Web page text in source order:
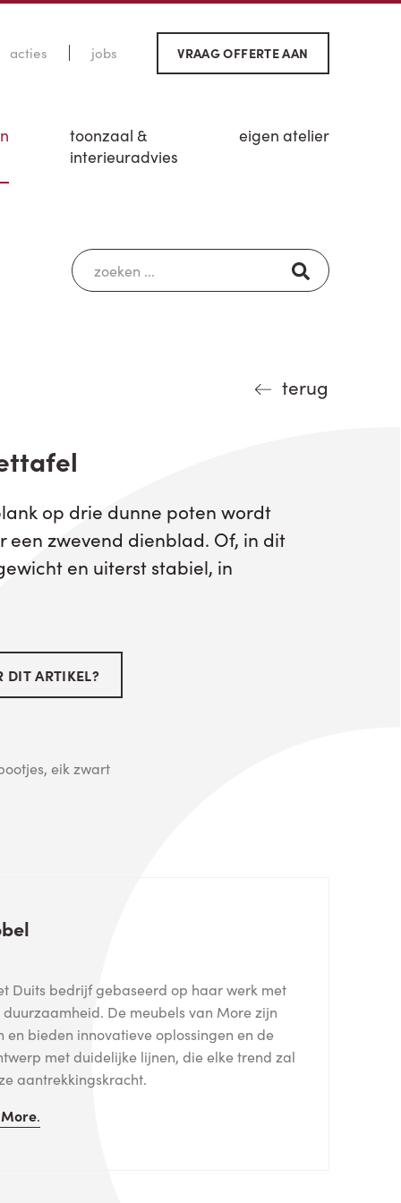
acties jobs VRAAG OFFERTE AAN
toonzaal &
interieuradvies
eigen atelier
terug
op drie dunne poten wordt
een zwevend dienblad. Of, in dit
en uiterst stabiel, in
DIT ARTIKEL?
eik zwart
Duits bedrijf gebaseerd op haar werk met
De meubels van More zijn
en bieden innovatieve oplossingen en de
met duidelijke lijnen, die elke trend zal
aantrekkingskracht.
More.